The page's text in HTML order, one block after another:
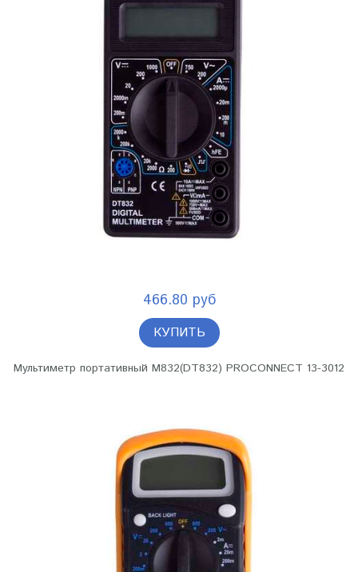
466.80 руб
КУПИТЬ
Мультиметр портативный M832(DT832) PROCONNECT 13-3012